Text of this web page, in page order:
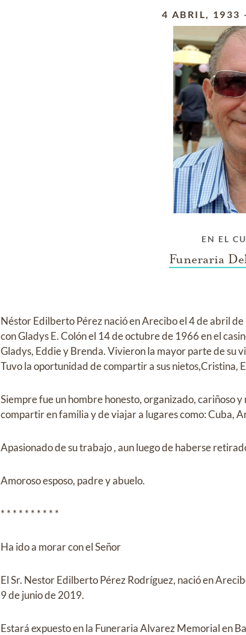
4 ABRIL, 1933
EN EL
Funeraria
Néstor Edilberto Pérez nació en Arecibo el 4 de abril
con Gladys E. Colón el 14 de octubre de 1966 en el
Gladys, Eddie y Brenda. Vivieron la mayor parte de su
Tuvo la oportunidad de compartir a sus nietos,Cristina,
Siempre fue un hombre honesto, organizado, cariñoso
compartir en familia y de viajar a lugares como: Cuba,
Apasionado de su trabajo , aun luego de haberse
Amoroso esposo, padre y abuelo.
* * * * * * * * * *
Ha ido a morar con el Señor
El Sr. Nestor Edilberto Pérez Rodríguez, nació en
9 de junio de 2019.
Estará expuesto en la Funeraria Alvarez Memorial en